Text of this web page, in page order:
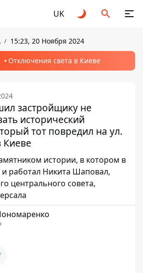
UK
15:23, 20 Ноября 2024
Отключения света в Киеве
застройщику не
исторический
тот повредил на ул.
Киеве
истории, в котором в
работал Никита Шаповал,
центрального совета,